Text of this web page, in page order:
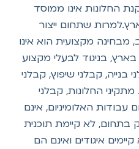
החלונות אינו ממוסד
שתחום ייצור
מקצועית הוא אינו
בניגוד לבעלי מקצוע
קבלני שיפוץ, קבלני
החלונות, קבלני
האלומיניום, אינם
לא קיימת תוכנית
איגודים ואינם הם